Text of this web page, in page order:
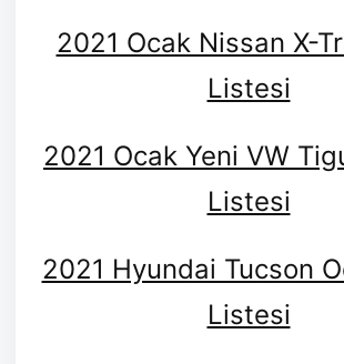
2021 Ocak Nissan X-
Listesi
2021 Ocak Yeni VW
Listesi
2021 Hyundai Tucson
Listesi